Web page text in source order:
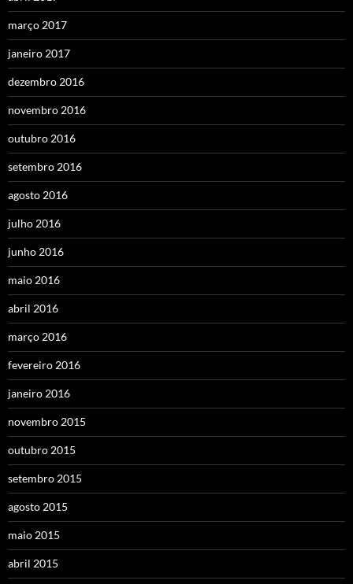
março 2017
janeiro 2017
dezembro 2016
novembro 2016
outubro 2016
setembro 2016
agosto 2016
julho 2016
junho 2016
maio 2016
abril 2016
março 2016
fevereiro 2016
janeiro 2016
novembro 2015
outubro 2015
setembro 2015
agosto 2015
maio 2015
abril 2015